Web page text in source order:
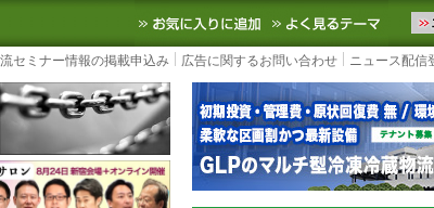
サイト
SCMなど国内外の最新の物流ニュースをお届けし
お気に入りに追加 よ
セミナー情報の掲載申込み 広告に関するお問い合わせ ニュース配信